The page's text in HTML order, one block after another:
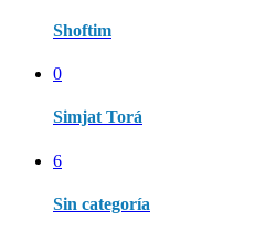
Shoftim
0
Simjat Torá
6
Sin categoría